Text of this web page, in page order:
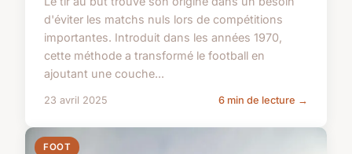
d'éviter les matchs nuls lors de compétitions
importantes. Introduit dans les années 1970,
cette méthode a transformé le football en
ajoutant une couche...
23 avril 2025 6 min de lecture →
FOOT